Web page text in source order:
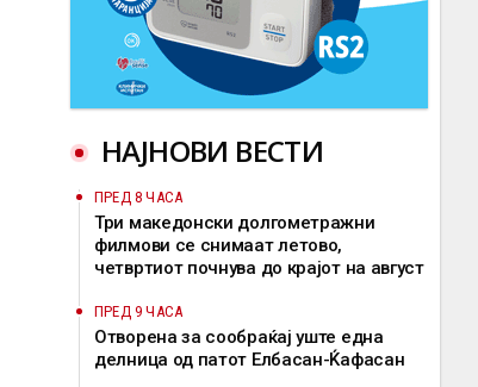
НАЈНОВИ ВЕСТИ
ПРЕД 8 ЧАСА
Три македонски долгометражни
филмови се снимаат летово,
четвртиот почнува до крајот на август
ПРЕД 9 ЧАСА
Отворена за сообраќај уште една
делница од патот Елбасан-Ќафасан